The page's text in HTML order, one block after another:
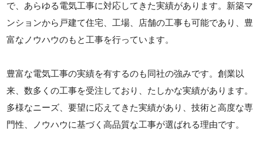
で、あらゆる電気工事に対応してきた実績があります。新築マ
ンションから戸建て住宅、工場、店舗の工事も可能であり、豊
富なノウハウのもと工事を行っています。
豊富な電気工事の実績を有するのも同社の強みです。創業以
来、数多くの工事を受注しており、たしかな実績があります。
多様なニーズ、要望に応えてきた実績があり、技術と高度な専
門性、ノウハウに基づく高品質な工事が選ばれる理由です。